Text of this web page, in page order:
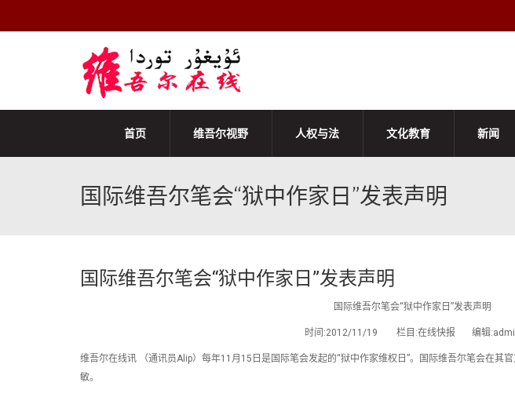
首页 维吾尔视野 人权与法 文化教育 新闻
国际维吾尔笔会“狱中作家日”发表声明
国际维吾尔笔会“狱中作家日”发表声明
国际维吾尔笔会“狱中作家日”发表声明
时间:2012/11/19 栏目:在线快报 编辑
维吾尔在线讯 （通讯员Alip）每年11月15日是国际笔会发起的“狱中作家维权日”。国际维吾尔笔会在其
敏。